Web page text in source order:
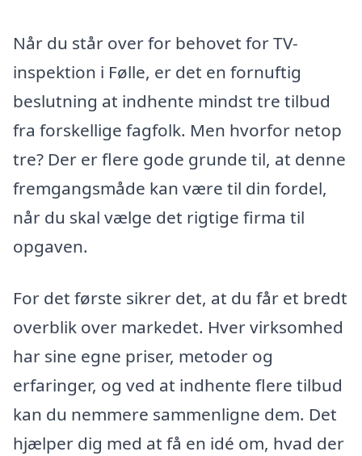
Når du står over for behovet for TV-
inspektion i Følle, er det en fornuftig
beslutning at indhente mindst tre tilbud
fra forskellige fagfolk. Men hvorfor netop
tre? Der er flere gode grunde til, at denne
fremgangsmåde kan være til din fordel,
når du skal vælge det rigtige firma til
opgaven.
For det første sikrer det, at du får et bredt
overblik over markedet. Hver virksomhed
har sine egne priser, metoder og
erfaringer, og ved at indhente flere tilbud
kan du nemmere sammenligne dem. Det
hjælper dig med at få en idé om, hvad der